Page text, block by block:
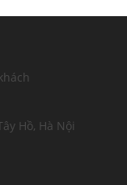
Hồ, Hà Nội